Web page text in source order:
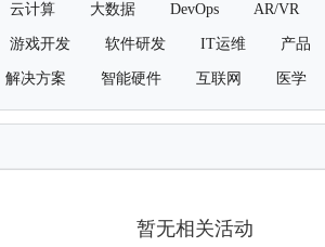
云计算 大数据 DevOps AR/VR
游戏开发 软件研发 IT运维 产品
解决方案 智能硬件 互联网 医学
暂无相关活动